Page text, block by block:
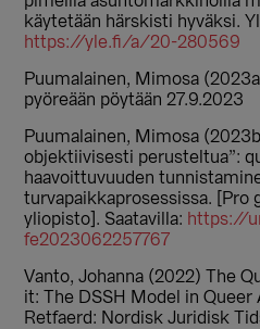
käytetään härskisti hyväksi.
https://yle.fi/a/20-280569
Puumalainen, Mimosa
pyöreään pöytään 27.9.2023
Puumalainen, Mimosa
objektiivisesti perusteltua”:
haavoittuvuuden
turvapaikkaprosessissa. [Pro
yliopisto]. Saatavilla: https://
fe2023062257767
Vanto, Johanna (2022) The
it: The DSSH Model in
Retfaerd: Nordisk Juridisk